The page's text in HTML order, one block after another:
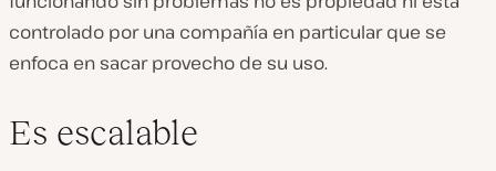
controlado por una compañía en particular que se
enfoca en sacar provecho de su uso.
Es escalable